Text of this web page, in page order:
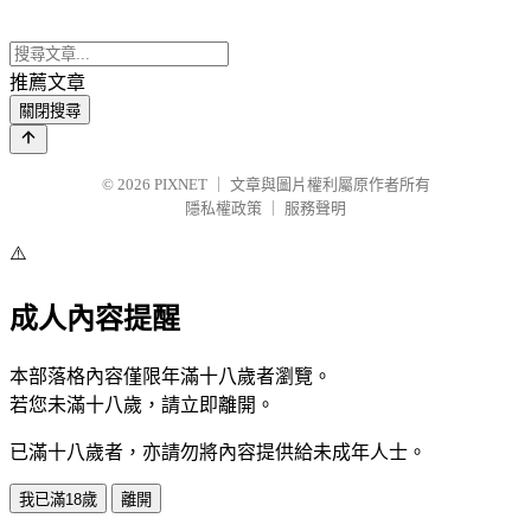
推薦文章
關閉搜尋
© 2026 PIXNET
文章與圖片權利屬原作者所有
隱私權政策
服務聲明
⚠️
成人內容提醒
本部落格內容僅限年滿十八歲者瀏覽。
若您未滿十八歲，請立即離開。
已滿十八歲者，亦請勿將內容提供給未成年人士。
我已滿18歲 離開